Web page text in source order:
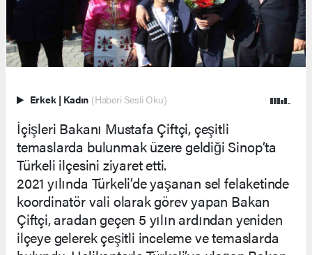
Erkek | Kadın (Haberi Sesli Oku)
İçişleri Bakanı Mustafa Çiftçi, çeşitli
temaslarda bulunmak üzere geldiği Sinop’ta
Türkeli ilçesini ziyaret etti.
2021 yılında Türkeli’de yaşanan sel felaketinde
koordinatör vali olarak görev yapan Bakan
Çiftçi, aradan geçen 5 yılın ardından yeniden
ilçeye gelerek çeşitli inceleme ve temaslarda